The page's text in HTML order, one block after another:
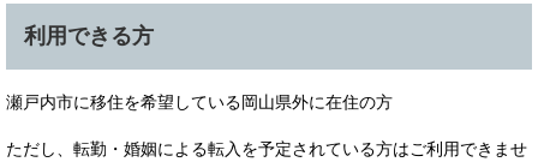
利用できる方
瀬戸内市に移住を希望している岡山県外に在住の方
ただし、転勤・婚姻による転入を予定されている方はご利用できませ